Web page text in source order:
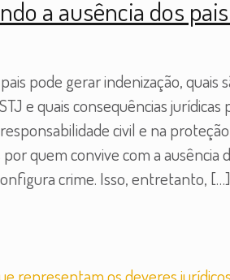
a ausência dos
pode gerar indenização,
e quais consequências
civil e na
quem convive com a
crime. Isso, entretanto, […]